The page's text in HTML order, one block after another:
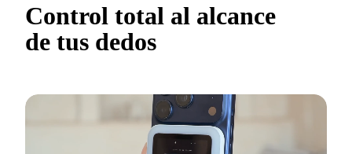
Control total al alcance
de tus dedos